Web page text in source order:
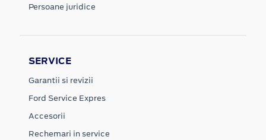
Persoane juridice
SERVICE
Garantii si revizii
Ford Service Expres
Accesorii
Rechemari in service